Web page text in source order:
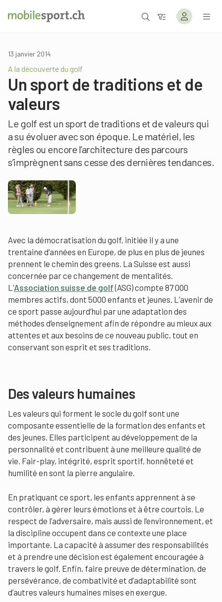
13 janvier 2014
A la découverte du golf
Un sport de traditions et de
valeurs
Le golf est un sport de traditions et de valeurs qui
a su évoluer avec son époque. Le matériel, les
règles ou encore l’architecture des parcours
s’imprègnent sans cesse des dernières tendances.
Avec la démocratisation du golf, initiée il y a une
trentaine d’années en Europe, de plus en plus de jeunes
prennent le chemin des greens. La Suisse est aussi
concernée par ce changement de mentalités.
L’Association suisse de golf(ASG) compte 87 000
membres actifs, dont 5000 enfants et jeunes. L’avenir de
ce sport passe aujourd’hui par une adaptation des
méthodes d’enseignement afin de répondre au mieux aux
attentes et aux besoins de ce nouveau public, tout en
conservant son esprit et ses traditions.
Des valeurs humaines
Les valeurs qui forment le socle du golf sont une
composante essentielle de la formation des enfants et
des jeunes. Elles participent au développement de la
personnalité et contribuent à une meilleure qualité de
vie. Fair-play, intégrité, esprit sportif, honnêteté et
humilité en sont la pierre angulaire.
En pratiquant ce sport, les enfants apprennent à se
contrôler, à gérer leurs émotions et à être courtois. Le
respect de l’adversaire, mais aussi de l’environnement, et
la discipline occupent dans ce contexte une place
importante. La capacité à assumer des responsabilités
et à prendre une décision est également encouragée à
travers le golf. Enfin, faire preuve de détermination, de
persévérance, de combativité et d’adaptabilité sont
d’autres valeurs humaines mises en exergue.